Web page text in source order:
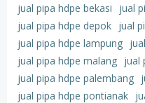
jual pipa hdpe bekasi
jual
jual pipa hdpe depok jual
jual pipa hdpe lampung
jual pipa hdpe malang jual
jual pipa hdpe palembang
jual pipa hdpe pontianak